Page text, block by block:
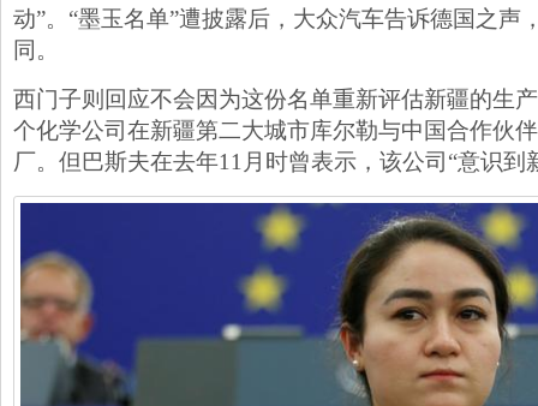
动”。“墨玉名单”遭披露后，大众汽车告诉德国之声
同。
西门子则回应不会因为这份名单重新评估新疆的生
个化学公司在新疆第二大城市库尔勒与中国合作伙
厂。但巴斯夫在去年11月时曾表示，该公司“意识到